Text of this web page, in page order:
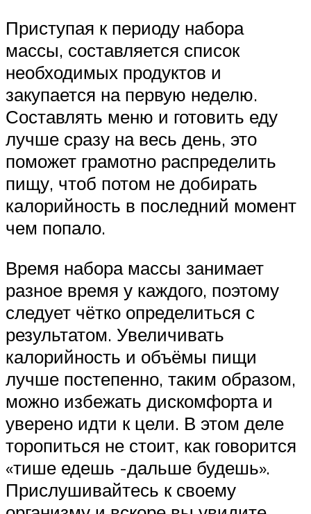
Приступая к периоду набора
массы, составляется список
необходимых продуктов и
закупается на первую неделю.
Составлять меню и готовить еду
лучше сразу на весь день, это
поможет грамотно распределить
пищу, чтоб потом не добирать
калорийность в последний момент
чем попало.
Время набора массы занимает
разное время у каждого, поэтому
следует чётко определиться с
результатом. Увеличивать
калорийность и объёмы пищи
лучше постепенно, таким образом,
можно избежать дискомфорта и
уверено идти к цели. В этом деле
торопиться не стоит, как говорится
«тише едешь -дальше будешь».
Прислушивайтесь к своему